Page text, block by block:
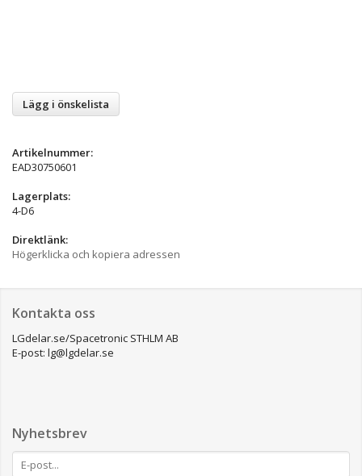
Lägg i önskelista
Artikelnummer:
EAD30750601
Lagerplats:
4-D6
Direktlänk:
Högerklicka och kopiera adressen
Kontakta oss
LGdelar.se/Spacetronic STHLM AB
E-post: lg@lgdelar.se
Nyhetsbrev